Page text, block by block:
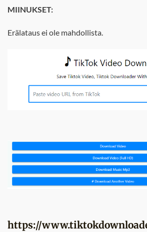
MIINUKSET:
Erälataus ei ole mahdollista.
https://